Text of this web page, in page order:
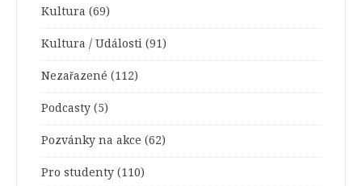
Kultura (69)
Kultura / Události (91)
Nezařazené (112)
Podcasty (5)
Pozvánky na akce (62)
Pro studenty (110)